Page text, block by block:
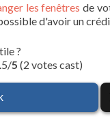
les fenêtres de
d'avoir un
?
5 (2 votes cast)